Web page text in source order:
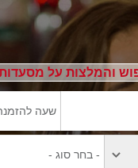
והמלצות על